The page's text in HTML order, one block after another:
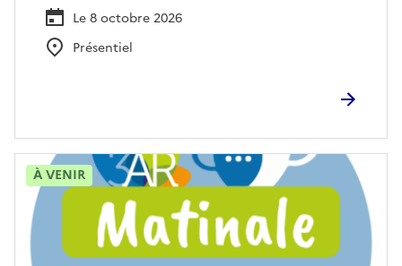
Le 8 octobre 2026
Présentiel
À VENIR